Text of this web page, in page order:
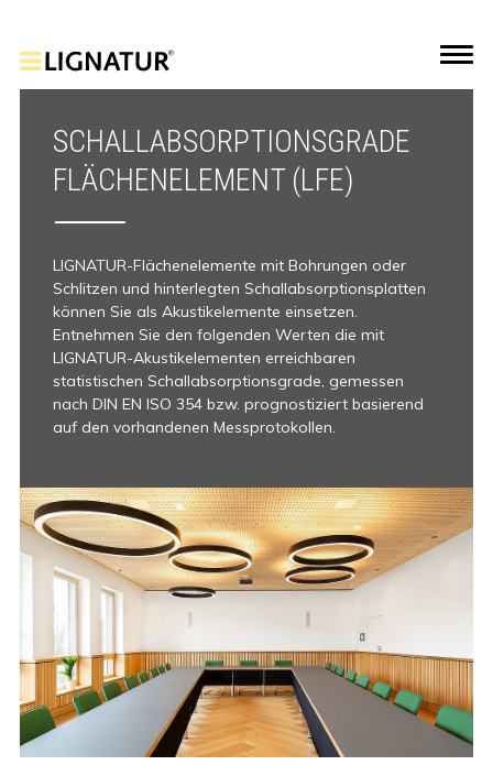
SCHALLABSORPTIONSGRADE
FLÄCHENELEMENT (LFE)
LIGNATUR-Flächenelemente mit Bohrungen oder
Schlitzen und hinterlegten Schallabsorptionsplatten
können Sie als Akustikelemente einsetzen.
Entnehmen Sie den folgenden Werten die mit
LIGNATUR-Akustikelementen erreichbaren
statistischen Schallabsorptionsgrade, gemessen
nach DIN EN ISO 354 bzw. prognostiziert basierend
auf den vorhandenen Messprotokollen.